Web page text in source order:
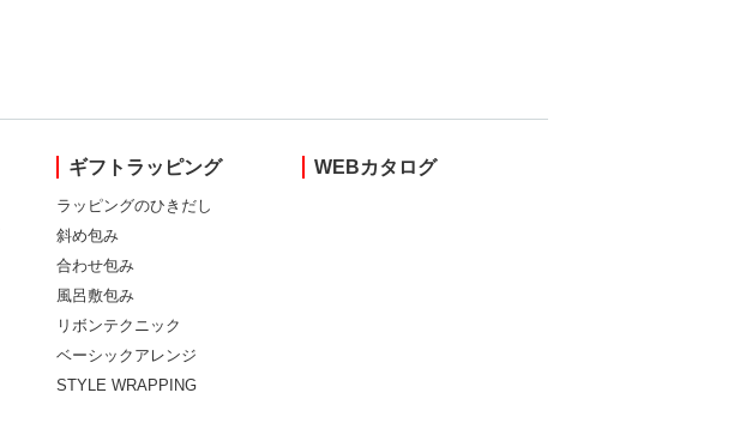
ギフトラッピング
ラッピングのひきだし
斜め包み
合わせ包み
風呂敷包み
リボンテクニック
ベーシックアレンジ
STYLE WRAPPING
WEBカタログ